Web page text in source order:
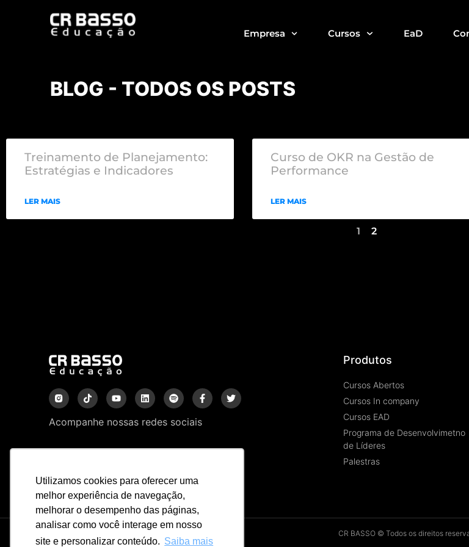
Utilizamos cookies para oferecer uma
melhor experiência de navegação,
melhorar o desempenho das páginas,
analisar como você interage em nosso
site e personalizar conteúdo. Saiba mais
Empresa Cursos EaD
BLOG - TODOS OS POSTS
Treinamento de Planejamento:
Estratégias e Indicadores
LER MAIS
Curso de OKR na Gestão de
Performance
LER MAIS
1 2
Acompanhe nossas redes sociais
Produtos
Cursos Abertos
Cursos In company
Cursos EAD
Programa de Desenvolvimetno
de Líderes
Palestras
CR BASSO © Todos os direitos